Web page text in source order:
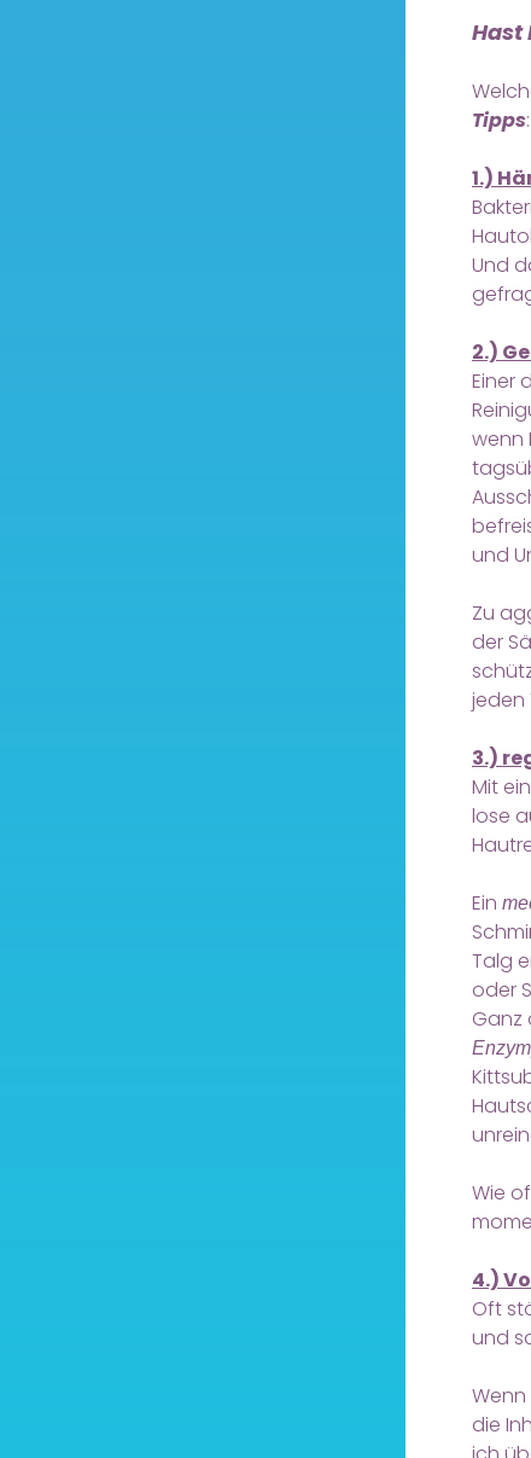
Hast
Tipps:
1.)
Und
2.)
Einer
wenn
und
Zu
der
jeden
3.)
Mit
lose
Ein
Talg
oder
Ganz
Wie
4.)
Oft
und
die